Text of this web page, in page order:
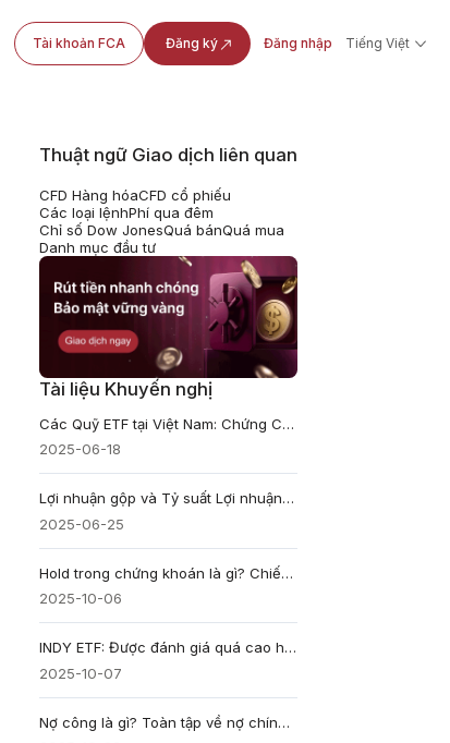
Tài khoản FCA Đăng ký Đăng nhập Tiếng Việt
Thuật ngữ Giao dịch liên quan
CFD Hàng hóaCFD cổ phiếu
Các loại lệnhPhí qua đêm
Chỉ số Dow JonesQuá bánQuá mua
Danh mục đầu tư
Tài liệu Khuyến nghị
Các Quỹ ETF tại Việt Nam: Chứng Chỉ Quỹ ETF là gì, Đầu Tư & Mua ETF Hiệu Quả
2025-06-18
Lợi nhuận gộp và Tỷ suất Lợi nhuận Gộp là gì? Khái niệm, Cách tính, Phân tích
2025-06-25
Hold trong chứng khoán là gì? Chiến lược nắm giữ cổ phiếu hiệu quả
2025-10-06
INDY ETF: Được đánh giá quá cao hay bị định giá thấp?
2025-10-07
Nợ công là gì? Toàn tập về nợ chính phủ và tác động